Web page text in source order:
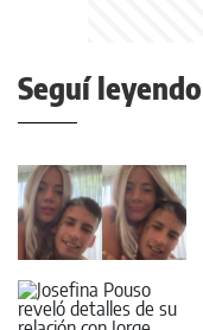
Seguí leyendo